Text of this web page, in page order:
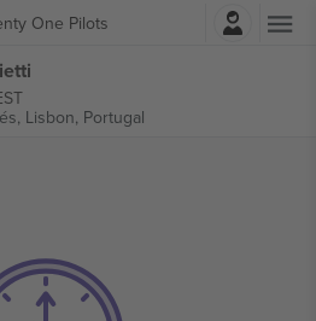
One PilotsAccesso
Lisbon, Portugal